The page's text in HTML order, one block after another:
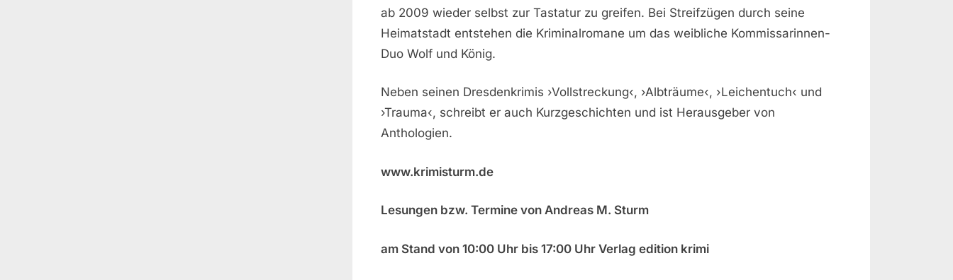
ab 2009 wieder selbst zur Tastatur zu greifen. Bei Streifzügen durch seine
Heimatstadt entstehen die Kriminalromane um das weibliche Kommissarinnen-
Duo Wolf und König.
Neben seinen Dresdenkrimis ›Vollstreckung‹, ›Albträume‹, ›Leichentuch‹ und
›Trauma‹, schreibt er auch Kurzgeschichten und ist Herausgeber von
Anthologien.
www.krimisturm.de
Lesungen bzw. Termine von Andreas M. Sturm
am Stand von 10:00 Uhr bis 17:00 Uhr Verlag edition krimi